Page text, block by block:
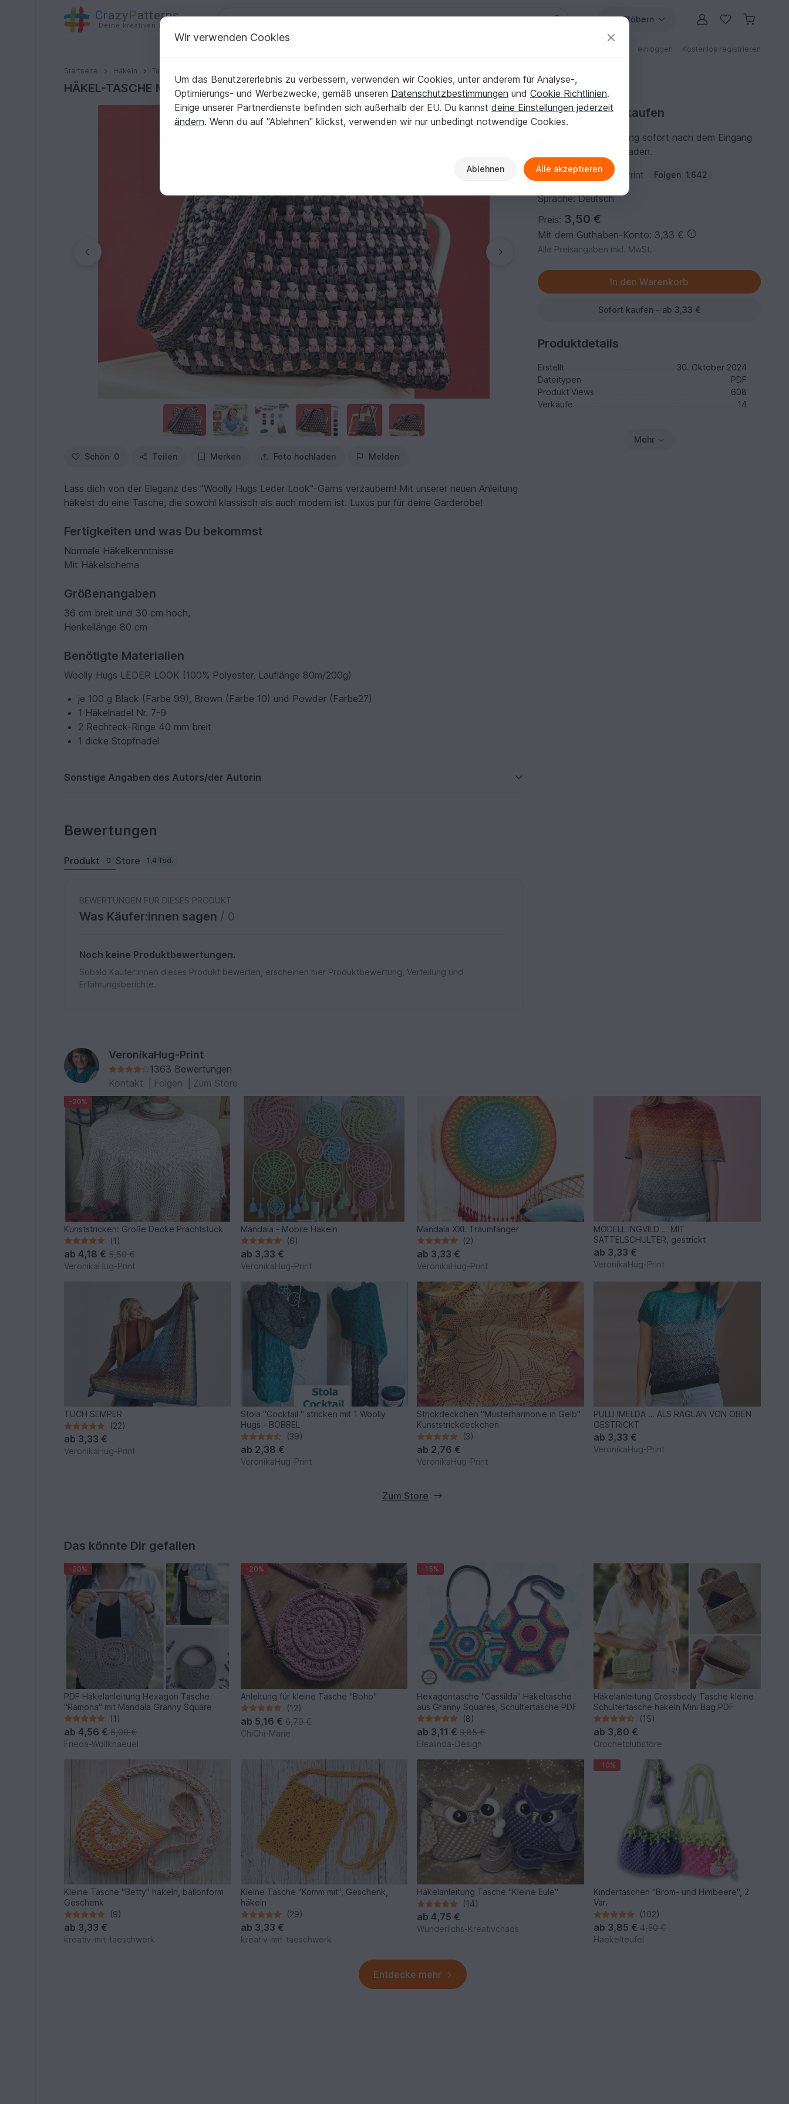
CrazyPatterns
Deine kreativen Ideen
Stöbern
einloggen Kostenlos registrieren
Startseite Häkeln Taschen
HÄKEL-TASCHE MONI
HÄKEL-TASCHE MONI
Schön 0 Teilen Merken Foto hochladen Melden
Lass dich von der Eleganz des "Woolly Hugs Leder Look"-Garns verzaubern! Mit unserer neuen Anleitung
häkelst du eine Tasche, die sowohl klassisch als auch modern ist. Luxus pur für deine Garderobe!
Fertigkeiten und was Du bekommst
Normale Häkelkenntnisse
Mit Häkelschema
Größenangaben
36 cm breit und 30 cm hoch,
Henkellänge 80 cm
Benötigte Materialien
Woolly Hugs LEDER LOOK (100% Polyester, Lauflänge 80m/200g)
je 100 g Black (Farbe 99), Brown (Farbe 10) und Powder (Farbe27)
1 Häkelnadel Nr. 7-9
2 Rechteck-Ringe 40 mm breit
1 dicke Stopfnadel
Sonstige Angaben des Autors/der Autorin
Häkelanleitung kaufen
Du kannst die Anleitung sofort nach dem Eingang
der Zahlung herunterladen.
Autor: VeronikaHug-Print Folgen 1.642
Sprache: Deutsch
Preis: 3,50 €
Mit dem Guthaben-Konto: 3,33 €
Alle Preisangaben inkl. MwSt.
Sofort kaufen - ab 3,33 €
Produktdetails
Erstellt
30. Oktober 2024
Dateitypen
PDF
Produkt Views
608
Verkäufe
14
Mehr
Bewertungen
Produkt 0 Store 1,4 Tsd.
BEWERTUNGEN FÜR DIESES PRODUKT
Was Käufer:innen sagen / 0
Noch keine Produktbewertungen.
Sobald Käufer:innen dieses Produkt bewerten, erscheinen hier Produktbewertung, Verteilung und
Erfahrungsberichte.
VeronikaHug-Print
1363 Bewertungen
Kontakt
Folgen Zum Store
-20%
Kunststricken: Große Decke Prachtstück
(1)
ab4,18 €5,50 €
VeronikaHug-Print
Mandala - Mobile Häkeln
(6)
ab 3,33 €
VeronikaHug-Print
Mandala XXL Traumfänger
(2)
ab 3,33 €
VeronikaHug-Print
MODELL INGVILD … MIT
SATTELSCHULTER, gestrickt
ab 3,33 €
VeronikaHug-Print
TUCH SEMPER
(22)
ab 3,33 €
VeronikaHug-Print
Stola "Cocktail " stricken mit 1 Woolly
Hugs - BOBBEL
(39)
ab 2,38 €
VeronikaHug-Print
Strickdeckchen "Musterharmonie in Gelb"
Kunststrickdeckchen
(3)
ab 2,76 €
VeronikaHug-Print
PULLI IMELDA … ALS RAGLAN VON OBEN
GESTRICKT
ab 3,33 €
VeronikaHug-Print
Zum Store
Das könnte Dir gefallen
-20%
PDF Häkelanleitung Hexagon Tasche
"Ramona" mit Mandala Granny Square
(1)
ab4,56 €6,00 €
Frieda-Wollknaeuel
-20%
Anleitung für kleine Tasche "Boho"
(12)
ab 5,16 € 6,79 €
ChiChi-Marie
-15%
Hexagontasche "Cassilda" Häkeltasche
aus Granny Squares, Schultertasche PDF
(8)
ab 3,11 € 3,85 €
Elealinda-Design
Häkelanleitung Crossbody Tasche kleine
Schultertasche häkeln Mini Bag PDF
(15)
ab 3,80 €
Crochetclubstore
Kleine Tasche "Betty" häkeln, ballonform
Geschenk
(9)
ab 3,33 €
kreativ-mit-taeschwerk
Kleine Tasche "Komm mit", Geschenk,
häkeln
(29)
ab 3,33 €
kreativ-mit-taeschwerk
Häkelanleitung Tasche "Kleine Eule"
(14)
ab4,75 €
Wunderlichs-Kreativchaos
-10%
Kindertaschen "Brom- und Himbeere", 2
Var.
(102)
ab 3,85 €4,50 €
Haekelteufel
Entdecke mehr
Wir verwenden Cookies
Um das Benutzererlebnis zu verbessern, verwenden wir Cookies, unter anderem für Analyse-,
Optimierungs- und Werbezwecke, gemäß unseren Datenschutzbestimmungen und Cookie Richtlinien.
Einige unserer Partnerdienste befinden sich außerhalb der EU. Du kannst deine Einstellungen jederzeit
ändern. Wenn du auf "Ablehnen" klickst, verwenden wir nur unbedingt notwendige Cookies.
Ablehnen Alle akzeptieren